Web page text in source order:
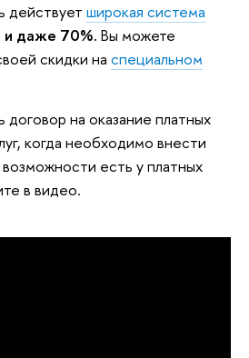
широкая система
и даже 70%. Вы можете
скидки на специальном
договор на оказание платных
когда необходимо внести
есть у платных
в видео.